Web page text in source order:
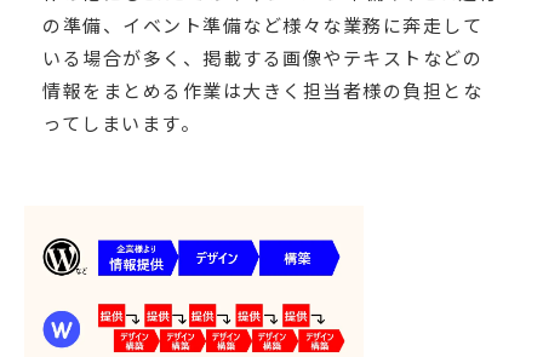
の準備、イベント準備など様々な業務に奔走して
いる場合が多く、掲載する画像やテキストなどの
情報をまとめる作業は大きく担当者様の負担とな
ってしまいます。